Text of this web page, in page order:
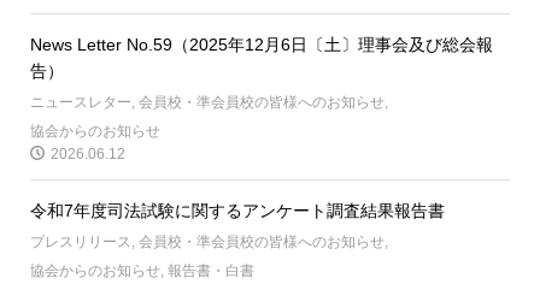
News Letter No.59（2025年12月6日〔土〕理事会及び総会報
告）
ニュースレター, 会員校・準会員校の皆様へのお知らせ,
協会からのお知らせ
2026.06.12
令和7年度司法試験に関するアンケート調査結果報告書
プレスリリース, 会員校・準会員校の皆様へのお知らせ,
協会からのお知らせ 報告書・白書